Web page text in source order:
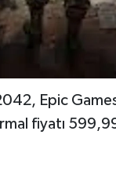
Epic
fiyatı 599,99